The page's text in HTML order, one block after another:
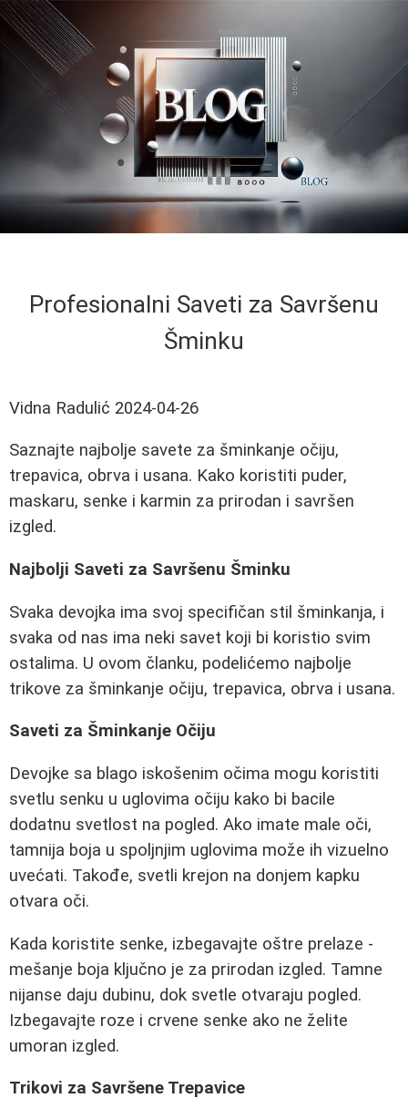
Profesionalni Saveti za Savršenu
Šminku
Vidna Radulić 2024-04-26
Saznajte najbolje savete za šminkanje očiju,
trepavica, obrva i usana. Kako koristiti puder,
maskaru, senke i karmin za prirodan i savršen
izgled.
Najbolji Saveti za Savršenu Šminku
Svaka devojka ima svoj specifičan stil šminkanja, i
svaka od nas ima neki savet koji bi koristio svim
ostalima. U ovom članku, podelićemo najbolje
trikove za šminkanje očiju, trepavica, obrva i usana.
Saveti za Šminkanje Očiju
Devojke sa blago iskošenim očima mogu koristiti
svetlu senku u uglovima očiju kako bi bacile
dodatnu svetlost na pogled. Ako imate male oči,
tamnija boja u spoljnjim uglovima može ih vizuelno
uvećati. Takođe, svetli krejon na donjem kapku
otvara oči.
Kada koristite senke, izbegavajte oštre prelaze -
mešanje boja ključno je za prirodan izgled. Tamne
nijanse daju dubinu, dok svetle otvaraju pogled.
Izbegavajte roze i crvene senke ako ne želite
umoran izgled.
Trikovi za Savršene Trepavice